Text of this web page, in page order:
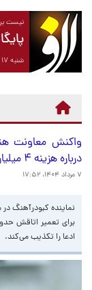
نیست
شنبه ۱۷ مرداد ۱۴۰۵ برابر با ۰۸ آگوست ۲۰۲۶
واکنش معاونت
درباره هزینه ۴ میلیاردی تعمیر اتاق نادره رضایی
۷ مرداد ۱۴۰۴، ۱۷:۵۲
نماینده کبودرآهنگ
برای تعمیر اتاقش
ادعا را تکذیب می‌کند.